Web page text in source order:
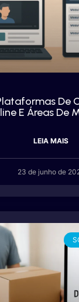
De
E Áreas De
LEIA MAIS
23 de junho de